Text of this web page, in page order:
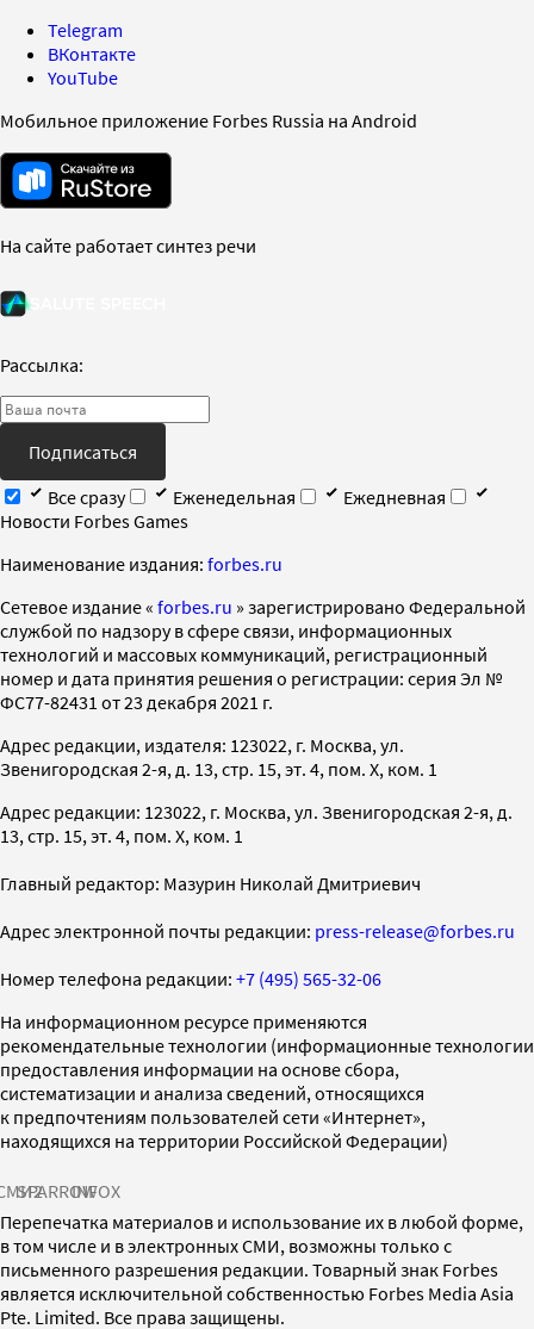
Telegram
ВКонтакте
YouTube
Мобильное приложение Forbes Russia на Android
На сайте работает синтез речи
Рассылка:
Подписаться
Все сразу
Еженедельная
Ежедневная
Новости Forbes Games
Наименование издания: forbes.ru
Cетевое издание « forbes.ru » зарегистрировано Федеральной
службой по надзору в сфере связи, информационных
технологий и массовых коммуникаций, регистрационный
номер и дата принятия решения о регистрации: серия Эл №
ФС77-82431 от 23 декабря 2021 г.
Адрес редакции, издателя: 123022, г. Москва, ул.
Звенигородская 2-я, д. 13, стр. 15, эт. 4, пом. X, ком. 1
Адрес редакции: 123022, г. Москва, ул. Звенигородская 2-я, д.
13, стр. 15, эт. 4, пом. X, ком. 1
Главный редактор: Мазурин Николай Дмитриевич
Адрес электронной почты редакции: press-release@forbes.ru
Номер телефона редакции: +7 (495) 565-32-06
На информационном ресурсе применяются
рекомендательные технологии (информационные технологии
предоставления информации на основе сбора,
систематизации и анализа сведений, относящихся
к предпочтениям пользователей сети «Интернет»,
находящихся на территории Российской Федерации)
SPARROWINFOX
Перепечатка материалов и использование их в любой форме,
в том числе и в электронных СМИ, возможны только с
письменного разрешения редакции. Товарный знак Forbes
является исключительной собственностью Forbes Media Asia
Pte. Limited. Все права защищены.